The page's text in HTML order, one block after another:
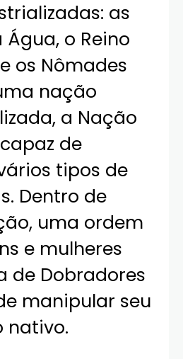
as
o Reino
os Nômades
nação
a Nação
de
tipos de
Dentro de
uma ordem
e mulheres
de Dobradores
manipular seu
nativo.